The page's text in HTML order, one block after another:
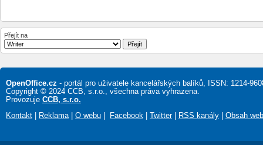
Přejít na
OpenOffice.cz - portál pro uživatele kancelářských balíků, ISSN: 1214-
Copyright © 2024 CCB, s.r.o., všechna práva vyhrazena.
Provozuje CCB, s.r.o.
Kontakt
Reklama O webu Facebook Twitter| RSS kanály Obsah